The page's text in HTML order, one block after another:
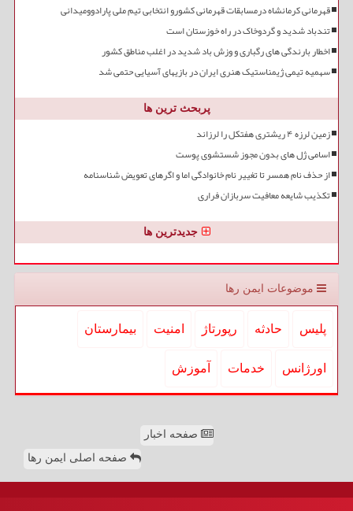
قهرمانی کرمانشاه درمسابقات قهرمانی کشورو انتخابی تیم ملی پارادوومیدانی
تندباد شدید و گردوخاک در راه خوزستان است
اخطار بارندگی های رگباری و وزش باد شدید در اغلب مناطق کشور
سهمیه تیمی ژیمناستیک هنری ایران در بازیهای آسیایی حتمی شد
پربحث ترین ها
زمین لرزه ۴ ریشتری هفتکل را لرزاند
اسامی ژل های بدون مجوز شستشوی پوست
از حذف نام همسر تا تغییر نام خانوادگی اما و اگرهای تعویض شناسنامه
تکذیب شایعه معافیت سربازان فراری
جدیدترین ها
موضوعات ایمن رها
پلیس حادثه رپورتاژ امنیت بیمارستان
اورژانس خدمات آموزش
صفحه اخبار
صفحه اصلی ایمن رها